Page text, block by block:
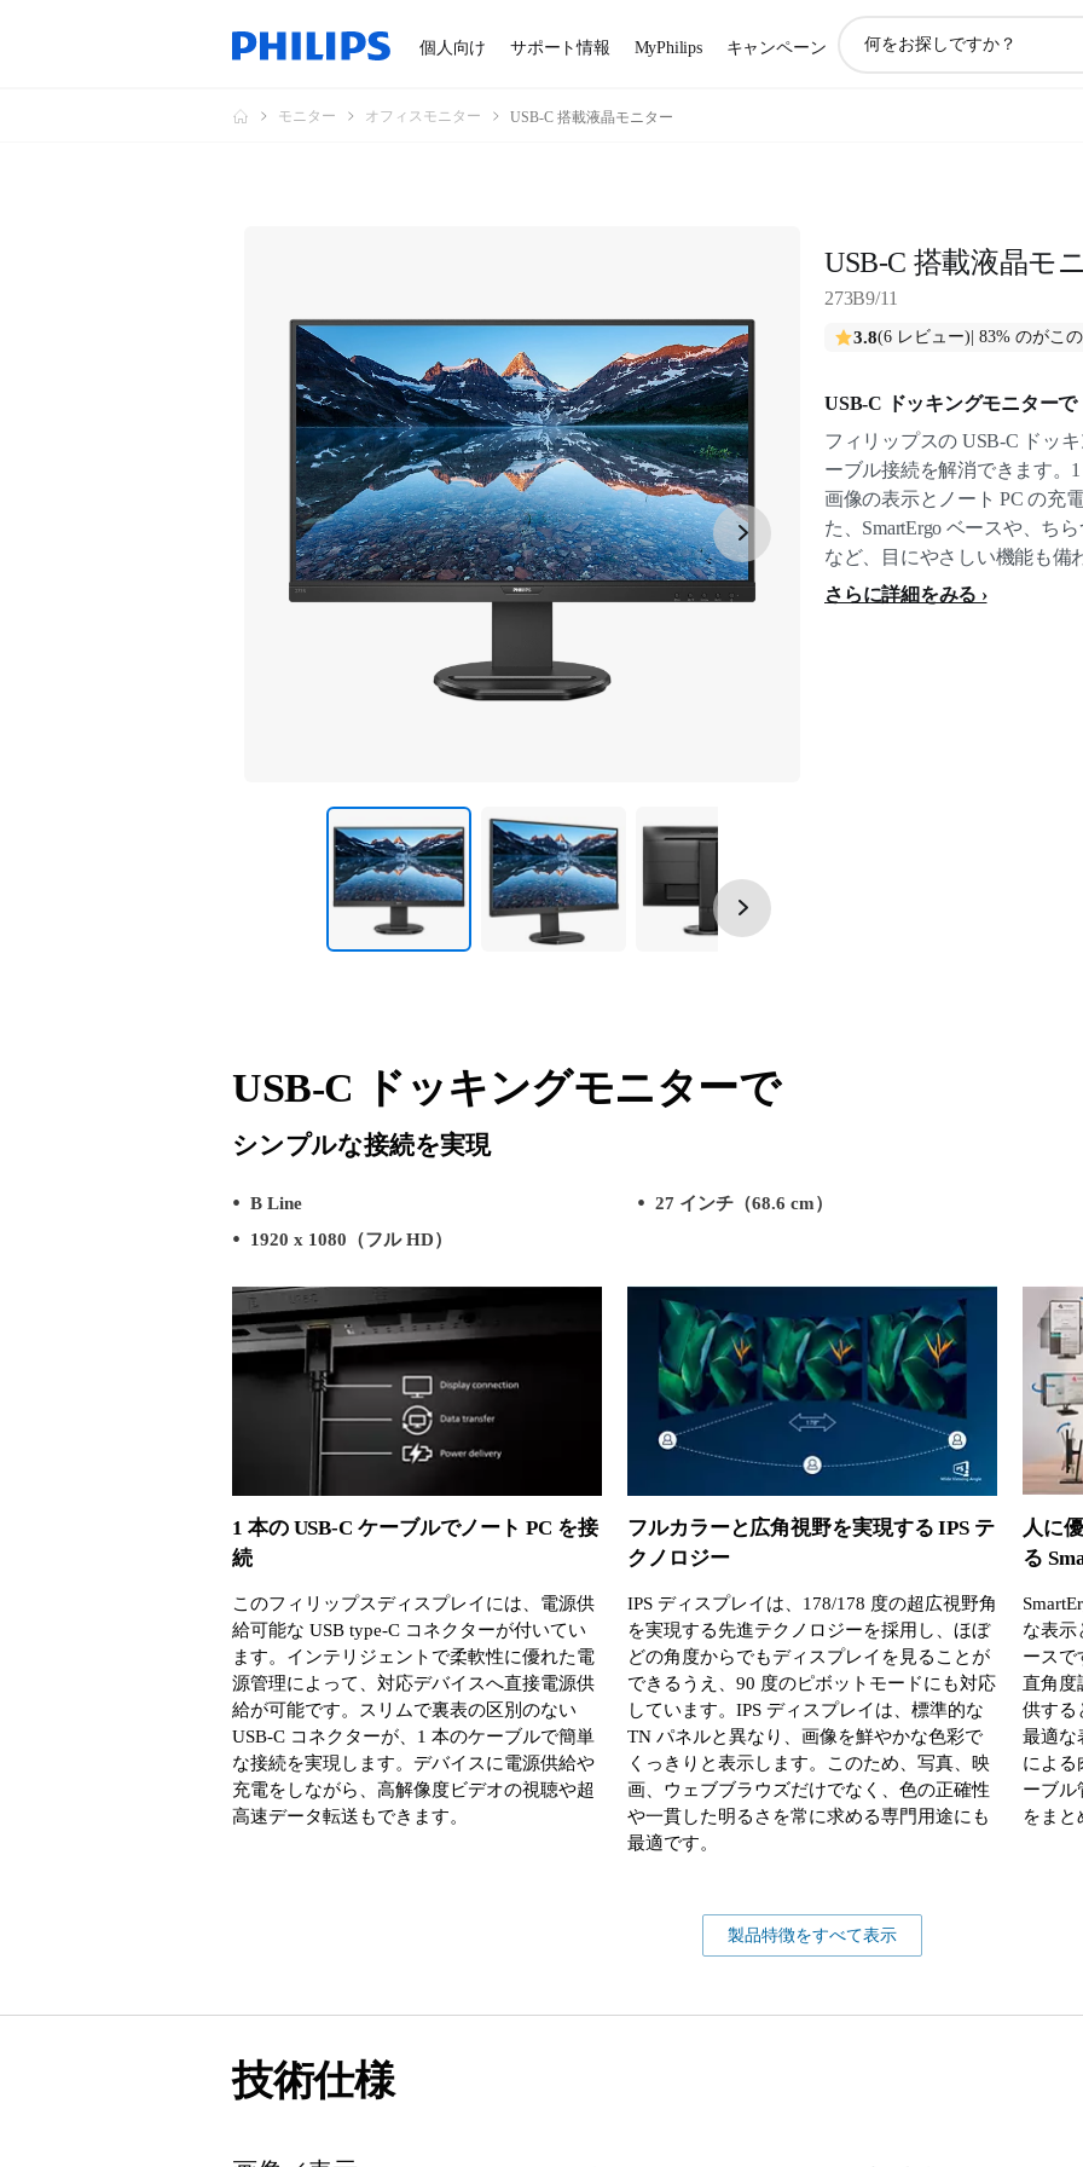
個人向け サポート情報 MyPhilips キャンペーン
索
モニター オフィスモニター USB-C 搭載液晶モニター
USB-C 搭載液晶モ
273B9/11
3.8(6 レビュー) | 83% のがこ
USB-C ドッキングモニターで
フィリップスの USB-C ドッ
ーブル接続を解消できます。
画像の表示とノート PC の充
た、SmartErgo ベースや、ち
など、目にやさしい機能も備
さらに詳細をみる
USB-C ドッキングモニターで
シンプルな接続を実現
B Line
27 インチ（68.6 cm）
1920 x 1080（フル HD）
1 本の USB-C ケーブルでノート PC を接
続
このフィリップスディスプレイには、電源供
給可能な USB type-C コネクターが付いてい
ます。インテリジェントで柔軟性に優れた電
源管理によって、対応デバイスへ直接電源供
給が可能です。スリムで裏表の区別のない
USB-C コネクターが、1 本のケーブルで簡単
な接続を実現します。デバイスに電源供給や
充電をしながら、高解像度ビデオの視聴や超
高速データ転送もできます。
フルカラーと広角視野を実現する IPS テ
クノロジー
IPS ディスプレイは、178/178 度の超広視野角
を実現する先進テクノロジーを採用し、ほぼ
どの角度からでもディスプレイを見ることが
できるうえ、90 度のピボットモードにも対応
しています。IPS ディスプレイは、標準的な
TN パネルと異なり、画像を鮮やかな色彩で
くっきりと表示します。このため、写真、映
画、ウェブブラウズだけでなく、色の正確性
や一貫した明るさを常に求める専門用途にも
最適です。
人に
る
な表示
ースで
直角度
供する
最適な
による
ーブル
をまと
製品特徴をすべて表示
技術仕様